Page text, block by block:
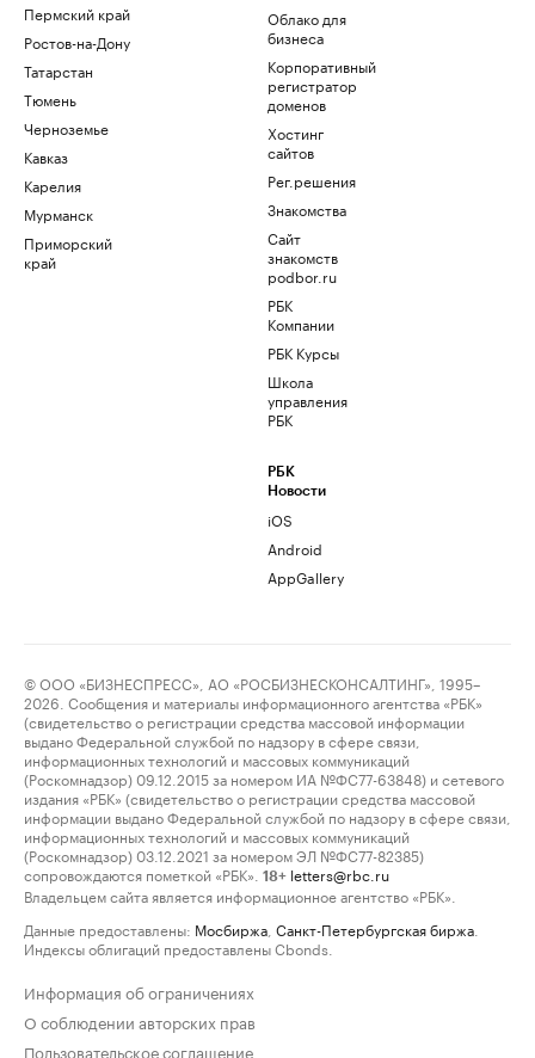
Пермский край
Ростов-на-Дону
Татарстан
Тюмень
Черноземье
Кавказ
Карелия
Мурманск
Приморский
край
Облако для
бизнеса
Корпоративный
регистратор
доменов
Хостинг
сайтов
Рег.решения
Знакомства
Сайт
знакомств
podbor.ru
РБК
Компании
РБК Курсы
Школа
управления
РБК
РБК
Новости
iOS
Android
AppGallery
© ООО «БИЗНЕСПРЕСС», АО «РОСБИЗНЕСКОНСАЛТИНГ», 1995–
2026. Сообщения и материалы информационного агентства «РБК»
(свидетельство о регистрации средства массовой информации
выдано Федеральной службой по надзору в сфере связи,
информационных технологий и массовых коммуникаций
(Роскомнадзор) 09.12.2015 за номером ИА №ФС77-63848) и сетевого
издания «РБК» (свидетельство о регистрации средства массовой
информации выдано Федеральной службой по надзору в сфере связи,
информационных технологий и массовых коммуникаций
(Роскомнадзор) 03.12.2021 за номером ЭЛ №ФС77-82385)
сопровождаются пометкой «РБК».
18+ letters@rbc.ru
Владельцем сайта является информационное агентство «РБК».
Данные предоставлены: Мосбиржа Санкт-Петербургская биржа
Индексы облигаций предоставлены Cbonds.
Информация об ограничениях
О соблюдении авторских прав
Пользовательское соглашение